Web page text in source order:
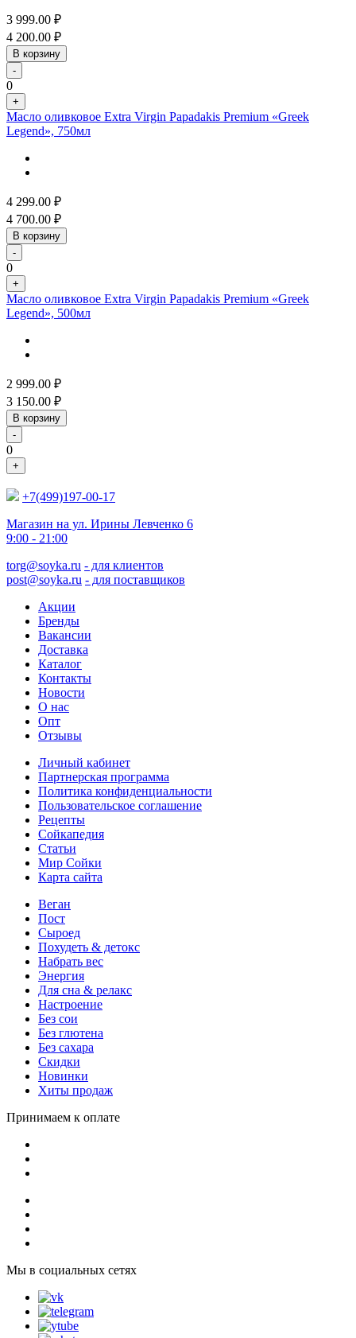
3 999.00 ₽
4 200.00 ₽
В корзину
-
0
+
Масло оливковое Extra Virgin Papadakis Premium «Greek
Legend», 750мл
4 299.00 ₽
4 700.00 ₽
В корзину
-
0
+
Масло оливковое Extra Virgin Papadakis Premium «Greek
Legend», 500мл
2 999.00 ₽
3 150.00 ₽
В корзину
-
0
+
+7(499)197-00-17
Магазин на ул. Ирины Левченко 6
9:00 - 21:00
torg@soyka.ru - для клиентов
post@soyka.ru - для поставщиков
Акции
Бренды
Вакансии
Доставка
Каталог
Контакты
Новости
О нас
Опт
Отзывы
Личный кабинет
Партнерская программа
Политика конфиденциальности
Пользовательское соглашение
Рецепты
Сойкапедия
Статьи
Мир Сойки
Карта сайта
Веган
Пост
Сыроед
Похудеть & детокс
Набрать вес
Энергия
Для сна & релакс
Настроение
Без сои
Без глютена
Без сахара
Скидки
Новинки
Хиты продаж
Принимаем к оплате
Мы в социальных сетях